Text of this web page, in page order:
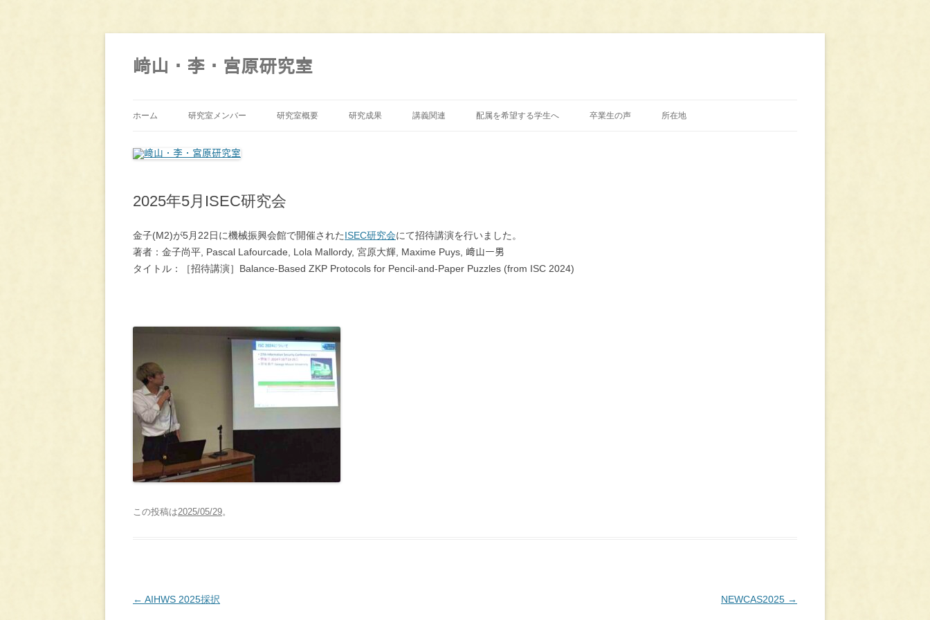
テ
ン
ツ
ッ
﨑山・李・宮原研究室
ホーム 研究室メンバー 研究室概要 研究成果 講義関連 配属を希望する学生へ 卒業生の声 所在地
2025年5月ISEC研究会
金子(M2)が5月22日に機械振興会館で開催されたISEC研究会にて招待講演を行いました。
著者：金子尚平, Pascal Lafourcade, Lola Mallordy, 宮原大輝, Maxime Puys, 﨑山一男
タイトル：［招待講演］Balance-Based ZKP Protocols for Pencil-and-Paper Puzzles (from ISC 2024)
この投稿は2025/05/29。
投
← AIHWS 2025採択 NEWCAS2025 →